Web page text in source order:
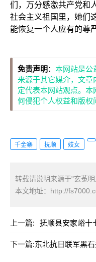
们，万分感激共产党和
社会主义祖国里，她们
能恢复一个人应有的尊
免责声明 ： 本网站是公
来源于其它媒介，文章
定代表本网站观点。
何侵犯个人权益和版权
千金寨 抚顺 妓女
转载请说明来源于"玄菟
本文地址： http://
上一篇: 抚顺县安家峪十
下一篇:东北抗日联军黑